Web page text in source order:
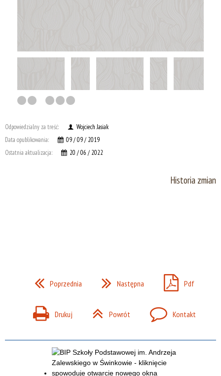
Odpowiedzialny za treść:
Wojciech Jasiak
Data opublikowania:
09 / 09 / 2019
Ostatnia aktualizacja:
20 / 06 / 2022
Historia zmian
Poprzednia Następna Pdf
Drukuj Powrót Kontakt